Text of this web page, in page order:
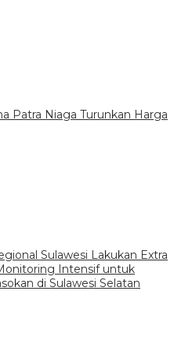
Patra Niaga Turunkan Harga
Sulawesi Lakukan Extra
Intensif untuk
di Sulawesi Selatan